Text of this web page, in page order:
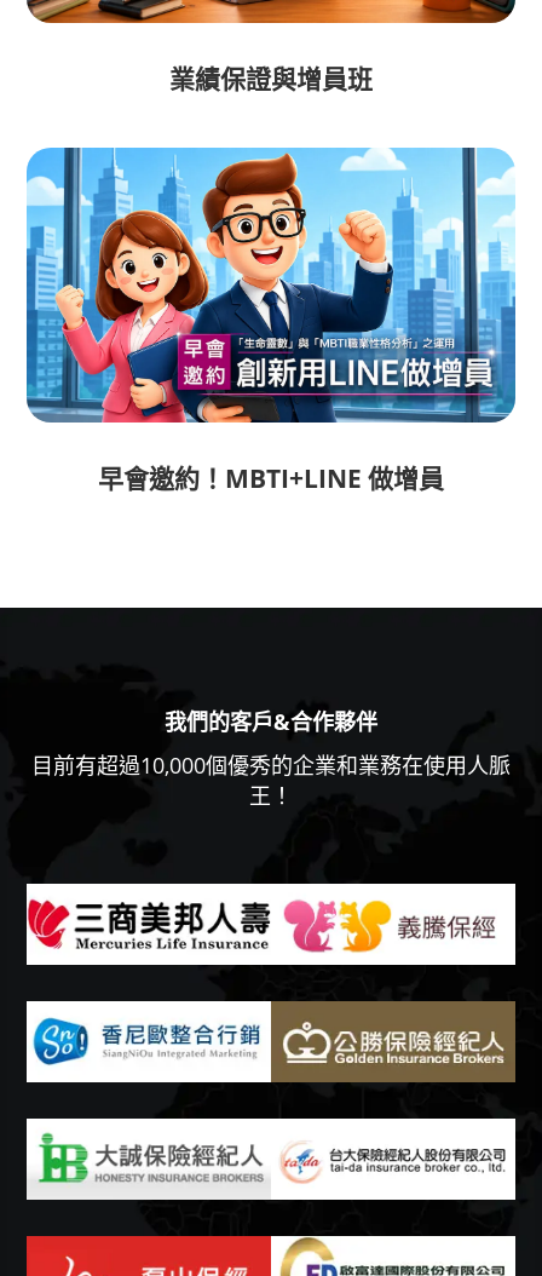
業績保證與增員班
早會邀約！MBTI+LINE 做增員
我們的客戶&合作夥伴
目前有超過10,000個優秀的企業和業務在使用人脈
王！